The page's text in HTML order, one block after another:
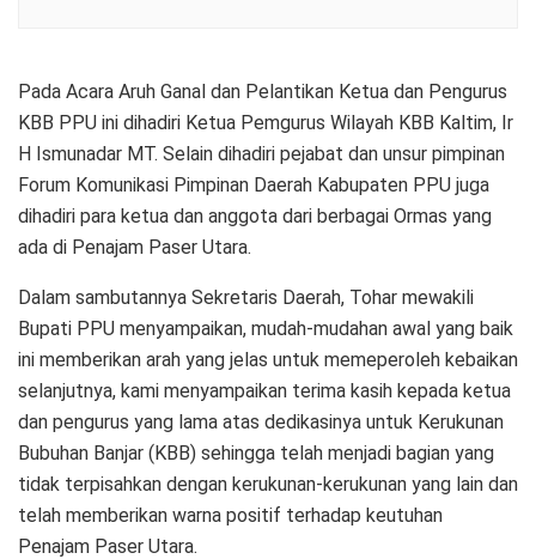
Pada Acara Aruh Ganal dan Pelantikan Ketua dan Pengurus
KBB PPU ini dihadiri Ketua Pemgurus Wilayah KBB Kaltim, Ir
H Ismunadar MT. Selain dihadiri pejabat dan unsur pimpinan
Forum Komunikasi Pimpinan Daerah Kabupaten PPU juga
dihadiri para ketua dan anggota dari berbagai Ormas yang
ada di Penajam Paser Utara.
Dalam sambutannya Sekretaris Daerah, Tohar mewakili
Bupati PPU menyampaikan, mudah-mudahan awal yang baik
ini memberikan arah yang jelas untuk memeperoleh kebaikan
selanjutnya, kami menyampaikan terima kasih kepada ketua
dan pengurus yang lama atas dedikasinya untuk Kerukunan
Bubuhan Banjar (KBB) sehingga telah menjadi bagian yang
tidak terpisahkan dengan kerukunan-kerukunan yang lain dan
telah memberikan warna positif terhadap keutuhan
Penajam Paser Utara.